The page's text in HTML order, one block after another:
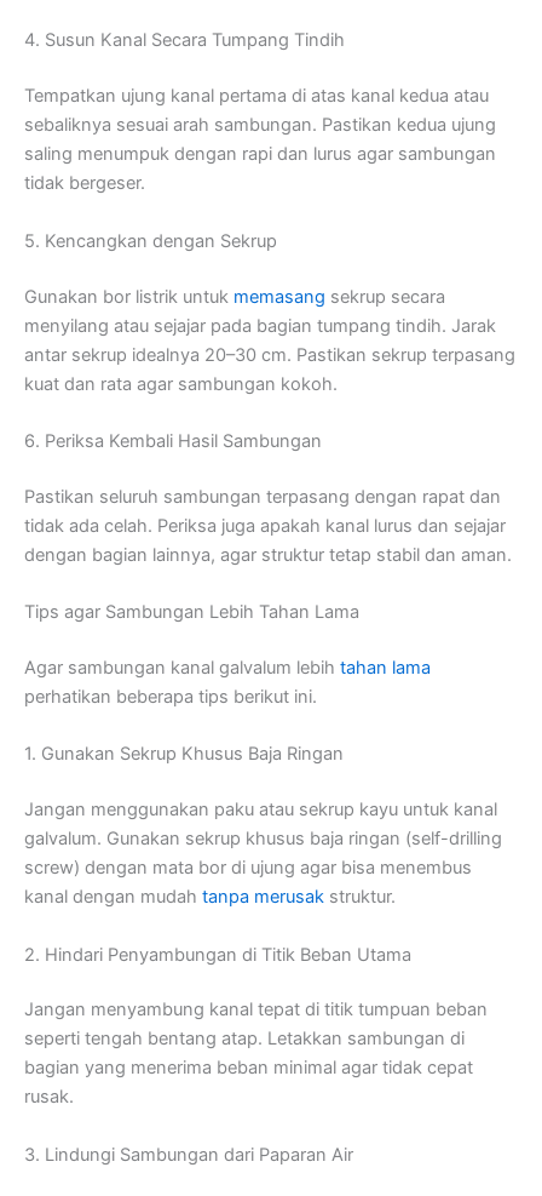
4. Susun Kanal Secara Tumpang Tindih
Tempatkan ujung kanal pertama di atas kanal kedua atau
sebaliknya sesuai arah sambungan. Pastikan kedua ujung
saling menumpuk dengan rapi dan lurus agar sambungan
tidak bergeser.
5. Kencangkan dengan Sekrup
Gunakan bor listrik untuk memasang sekrup secara
menyilang atau sejajar pada bagian tumpang tindih. Jarak
antar sekrup idealnya 20–30 cm. Pastikan sekrup terpasang
kuat dan rata agar sambungan kokoh.
6. Periksa Kembali Hasil Sambungan
Pastikan seluruh sambungan terpasang dengan rapat dan
tidak ada celah. Periksa juga apakah kanal lurus dan sejajar
dengan bagian lainnya, agar struktur tetap stabil dan aman.
Tips agar Sambungan Lebih Tahan Lama
Agar sambungan kanal galvalum lebih tahan lama
perhatikan beberapa tips berikut ini.
1. Gunakan Sekrup Khusus Baja Ringan
Jangan menggunakan paku atau sekrup kayu untuk kanal
galvalum. Gunakan sekrup khusus baja ringan (self-drilling
screw) dengan mata bor di ujung agar bisa menembus
kanal dengan mudah tanpa merusak struktur.
2. Hindari Penyambungan di Titik Beban Utama
Jangan menyambung kanal tepat di titik tumpuan beban
seperti tengah bentang atap. Letakkan sambungan di
bagian yang menerima beban minimal agar tidak cepat
rusak.
3. Lindungi Sambungan dari Paparan Air